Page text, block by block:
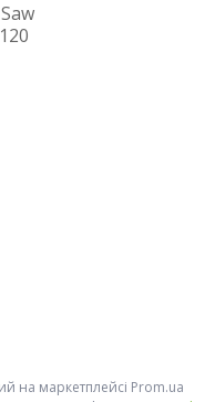
на маркетплейсі Prom.ua